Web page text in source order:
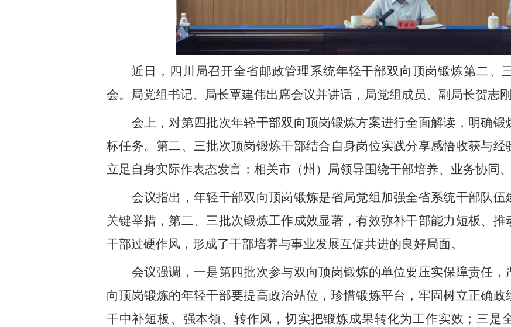
近日，四川局召开全省邮政管理系统年轻干部双向顶岗锻炼第二、
会。局党组书记、局长覃建伟出席会议并讲话，局党组成员、副局长贺志刚
会上，对第四批次年轻干部双向顶岗锻炼方案进行全面解读，明确锻
标任务。第二、三批次顶岗锻炼干部结合自身岗位实践分享感悟收获与
立足自身实际作表态发言；相关市（州）局领导围绕干部培养、业务协同
会议指出，年轻干部双向顶岗锻炼是省局党组加强全省系统干部队
关键举措，第二、三批次锻炼工作成效显著，有效弥补干部能力短板、
干部过硬作风，形成了干部培养与事业发展互促共进的良好局面。
会议强调，一是第四批次参与双向顶岗锻炼的单位要压实保障责任
向顶岗锻炼的年轻干部要提高政治站位，珍惜锻炼平台，牢固树立正确
干中补短板、强本领、转作风，切实把锻炼成果转化为工作实效；三是